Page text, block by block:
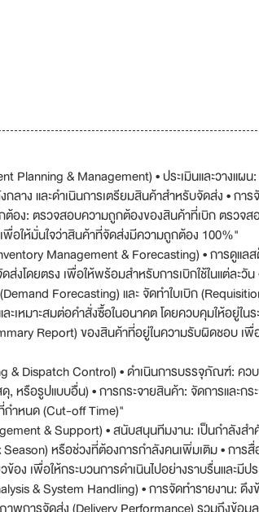
Planning & Management) • ประเมินและวางแผน:
าง และดำเนินการเตรียมสินค้าสำหรับจัดส่ง • การ
อง: ตรวจสอบความถูกต้องของสินค้าที่เบิก ตรวจส
อให้มั่นใจว่าสินค้าที่จัดส่งมีความถูกต้อง 100%"
Management & Forecasting) • การดูแ
โดยตรง เพื่อให้พร้อมสำหรับการเบิกใช้ในแต่ละวัน
Forecasting) และ จัดทำใบเบิก
เหมาะสมต่อคำสั่งซื้อในอนาคต โดยควบคุมให้อยู่ใน
Report) ของสินค้าที่อยู่ในความรับผิดชอบ เ
& Dispatch Control) • ดำเนินการบรรจุภัณฑ์: คว
หรือรูปแบบอื่น) • การกระจายสินค้า: จัดการและก
กำหนด (Cut-off Time)"
& Support) • สนับสนุนทีมงาน: เป็นกำลังส
หรือช่วงที่ต้องการกำลังคนเพิ่มเติม • การสื่
อง เพื่อให้กระบวนการดำเนินไปอย่างราบรื่นและมี
& System Handling) • การจัดทำรายงาน: ดึ